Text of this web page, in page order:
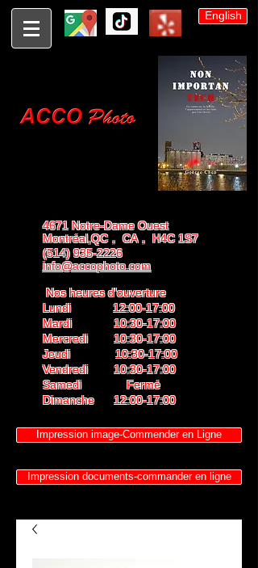
English
4671 Notre-Dame Ouest
Montréal,QC， CA， H4C 1S7
(514) 935-2226
info@accophoto.com
Nos heures d'ouverture
Lundi 12:00-17:00
Mardi 10:30-17:00
Mercredi 10:30-17:00
Jeudi 10:30-17:00
Vendredi 10:30-17:00
Samedi Fermé
Dimanche 12:00-17:00
Impression image-Commender en Ligne
Impression documents-commander en ligne